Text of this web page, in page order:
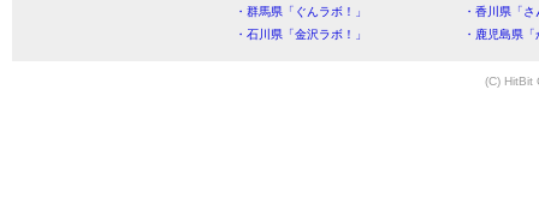
・群馬県「ぐんラボ！」
・香川県「
・石川県「金沢ラボ！」
・鹿児島県
(C) HitBit